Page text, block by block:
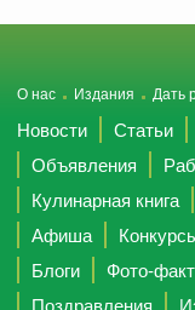
О нас Издания Дать
Новости Статьи
Объявления
Кулинарная книга
Афиша
Блоги
Фото-
Поздравления